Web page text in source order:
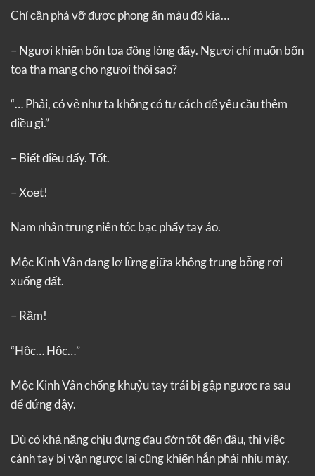
Chỉ cần phá vỡ được phong ấn màu đỏ kia…
– Ngươi khiến bổn tọa động lòng đấy. Ngươi chỉ muốn bổn
tọa tha mạng cho ngươi thôi sao?
“… Phải, có vẻ như ta không có tư cách để yêu cầu thêm
điều gì.”
– Biết điều đấy. Tốt.
– Xoẹt!
Nam nhân trung niên tóc bạc phẩy tay áo.
Mộc Kinh Vân đang lơ lửng giữa không trung bỗng rơi
xuống đất.
– Rầm!
“Hộc… Hộc…”
Mộc Kinh Vân chống khuỷu tay trái bị gập ngược ra sau
để đứng dậy.
Dù có khả năng chịu đựng đau đớn tốt đến đâu, thì việc
cánh tay bị vặn ngược lại cũng khiến hắn phải nhíu mày.